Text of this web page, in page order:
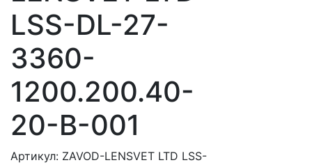
LSS-DL-27-
3360-
1200.200.40-
20-B-001
Артикул: ZAVOD-LENSVET LTD LSS-